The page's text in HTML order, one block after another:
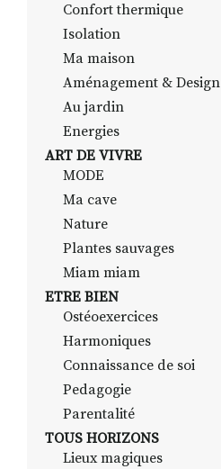
Confort thermique
Isolation
Ma maison
Aménagement & Design
Au jardin
Energies
ART DE VIVRE
MODE
Ma cave
Nature
Plantes sauvages
Miam miam
ETRE BIEN
Ostéoexercices
Harmoniques
Connaissance de soi
Pedagogie
Parentalité
TOUS HORIZONS
Lieux magiques